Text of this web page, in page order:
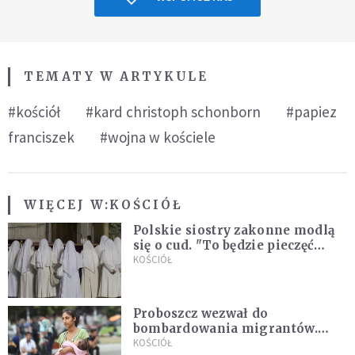
TEMATY W ARTYKULE
#kościół #kard christoph schonborn
#papiez
franciszek
#wojna w kościele
WIĘCEJ W:KOŚCIÓŁ
Polskie siostry zakonne modlą
się o cud. "To będzie pieczęć
Pana Boga dla naszej wiary"
KOŚCIÓŁ
Proboszcz wezwał do
bombardowania migrantów.
"Masowy ogień przeciwko
KOŚCIÓŁ